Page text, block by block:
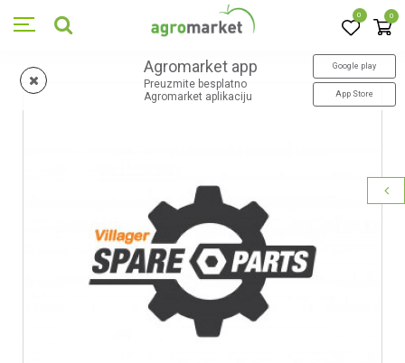
0 0
Agromarket app
Preuzmite besplatno
Agromarket aplikaciju
Google play
App Store